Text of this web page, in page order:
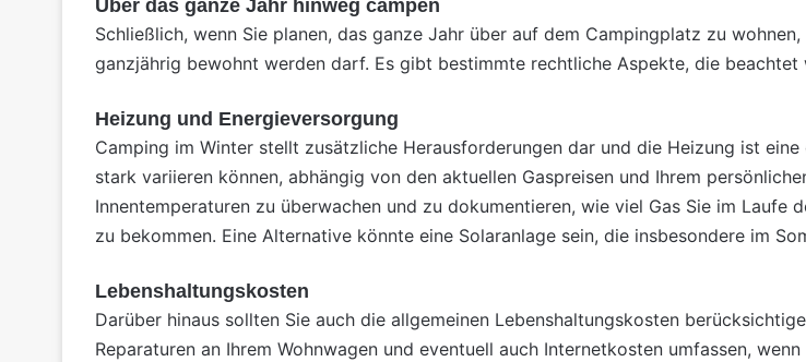
Über das ganze Jahr hinweg campen
Schließlich, wenn Sie planen, das ganze Jahr über auf dem Campingplatz zu
ganzjährig bewohnt werden darf. Es gibt bestimmte rechtliche Aspekte, die
Heizung und Energieversorgung
Camping im Winter stellt zusätzliche Herausforderungen dar und die Heizung ist
stark variieren können, abhängig von den aktuellen Gaspreisen und Ihrem
Innentemperaturen zu überwachen und zu dokumentieren, wie viel Gas Sie im
zu bekommen. Eine Alternative könnte eine Solaranlage sein, die insbesondere im
Lebenshaltungskosten
Darüber hinaus sollten Sie auch die allgemeinen Lebenshaltungskosten
Reparaturen an Ihrem Wohnwagen und eventuell auch Internetkosten umfassen,